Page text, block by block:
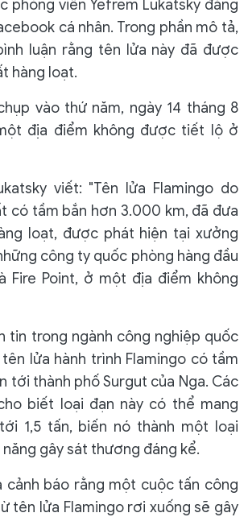
phóng viên Yefrem Lukatsky đăng
cá nhân. Trong phần mô tả,
luận rằng tên lửa này đã được
hàng loạt.
vào thứ năm, ngày 14 tháng 8
địa điểm không được tiết lộ ở
viết: "Tên lửa Flamingo do
có tầm bắn hơn 3.000 km, đã đưa
loạt, được phát hiện tại xưởng
công ty quốc phòng hàng đầu
Fire Point, ở một địa điểm không
tin trong ngành công nghiệp quốc
lửa hành trình Flamingo có tầm
tới thành phố Surgut của Nga. Các
biết loại đạn này có thể mang
1,5 tấn, biến nó thành một loại
gây sát thương đáng kể.
cảnh báo rằng một cuộc tấn công
tên lửa Flamingo rơi xuống sẽ gây